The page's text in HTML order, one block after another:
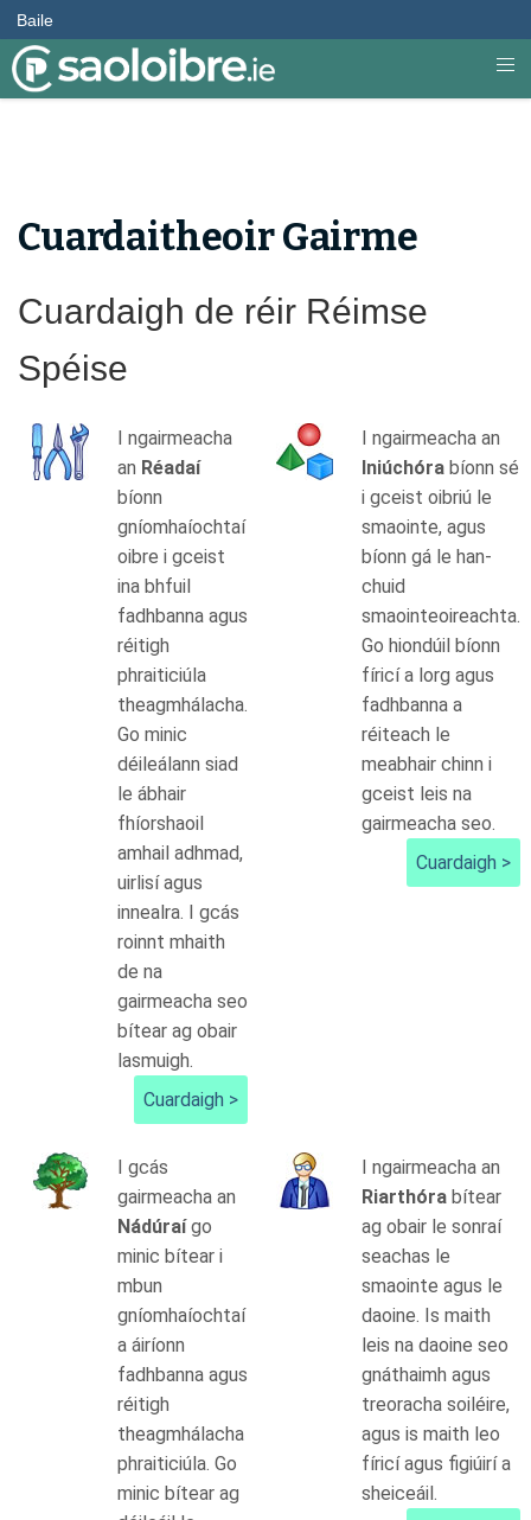
Baile
Cuardaitheoir Gairme
Cuardaigh de réir Réimse
Spéise
I ngairmeacha
an Réadaí
bíonn
gníomhaíochtaí
oibre i gceist
ina bhfuil
fadhbanna agus
réitigh
phraiticiúla
theagmhálacha.
Go minic
déileálann siad
le ábhair
fhíorshaoil
amhail adhmad,
uirlisí agus
innealra. I gcás
roinnt mhaith
de na
gairmeacha seo
bítear ag obair
lasmuigh.
Cuardaigh >
I ngairmeacha an
Iniúchóra bíonn sé
i gceist oibriú le
smaointe, agus
bíonn gá le han-
chuid
smaointeoireachta.
Go hiondúil bíonn
fíricí a lorg agus
fadhbanna a
réiteach le
meabhair chinn i
gceist leis na
gairmeacha seo.
Cuardaigh >
I gcás
gairmeacha an
Nádúraígo
minic bítear i
mbun
gníomhaíochtaí
a áiríonn
fadhbanna agus
réitigh
theagmhálacha
phraiticiúla. Go
minic bítear ag
I ngairmeacha an
Riarthóra bítear
ag obair le sonraí
seachas le
smaointe agus le
daoine. Is maith
leis na daoine seo
gnáthaimh agus
treoracha soiléire,
agus is maith leo
fíricí agus figiúirí a
sheiceáil.